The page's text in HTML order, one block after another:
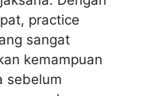
practice
sangat
kemampuan
sebelum